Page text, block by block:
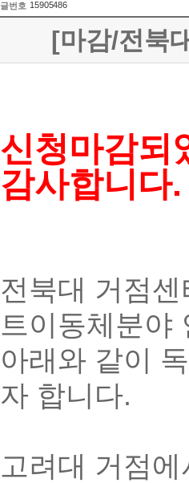
글번호 15905486
[마감/전북
신청마감되
감사합니다.
전북대 거점
트이동체분야
아래와 같이
자 합니다.
고려대 거점에